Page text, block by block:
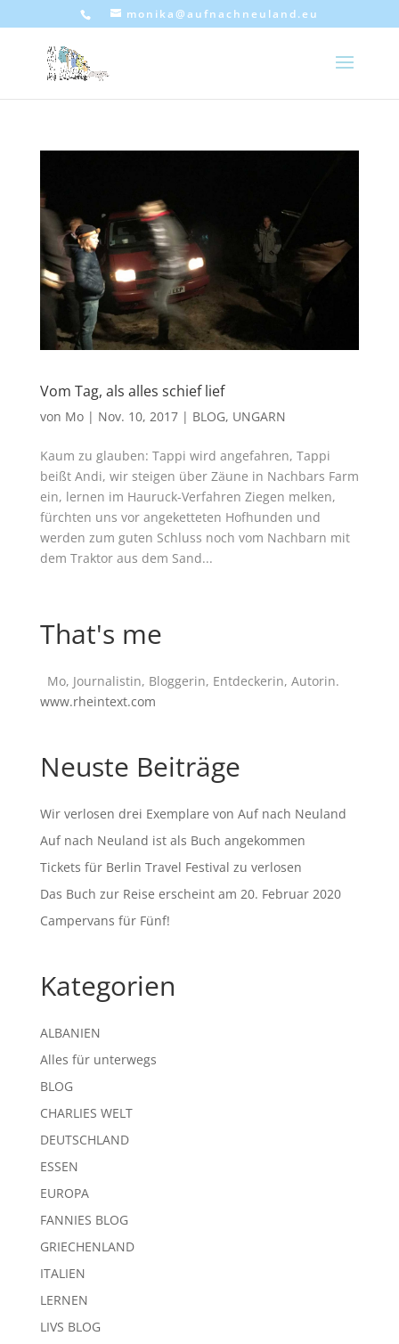
monika@aufnachneuland.eu
Vom Tag, als alles schief lief
von Mo| Nov. 10, 2017| BLOG, UNGARN
Kaum zu glauben: Tappi wird angefahren, Tappi
beißt Andi, wir steigen über Zäune in Nachbars Farm
ein, lernen im Hauruck-Verfahren Ziegen melken,
fürchten uns vor angeketteten Hofhunden und
werden zum guten Schluss noch vom Nachbarn mit
dem Traktor aus dem Sand...
That's me
Mo, Journalistin, Bloggerin, Entdeckerin, Autorin.
www.rheintext.com
Neuste Beiträge
Wir verlosen drei Exemplare von Auf nach Neuland
Auf nach Neuland ist als Buch angekommen
Tickets für Berlin Travel Festival zu verlosen
Das Buch zur Reise erscheint am 20. Februar 2020
Campervans für Fünf!
Kategorien
ALBANIEN
Alles für unterwegs
BLOG
CHARLIES WELT
DEUTSCHLAND
ESSEN
EUROPA
FANNIES BLOG
GRIECHENLAND
ITALIEN
LERNEN
LIVS BLOG